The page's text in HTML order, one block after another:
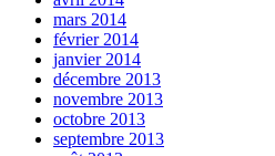
mars 2014
février 2014
janvier 2014
décembre 2013
novembre 2013
octobre 2013
septembre 2013